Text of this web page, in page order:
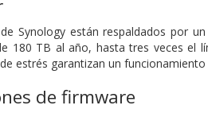
Synology están respaldados por
180 TB al año, hasta tres veces el
estrés garantizan un
de firmware